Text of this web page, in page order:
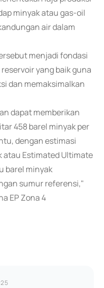
minyak atau gas-oil
air dalam
menjadi fondasi
yang baik guna
dan memaksimalkan
dapat memberikan
458 barel minyak per
dengan estimasi
Estimated Ultimate
barel minyak
sumur referensi,"
EP Zona 4